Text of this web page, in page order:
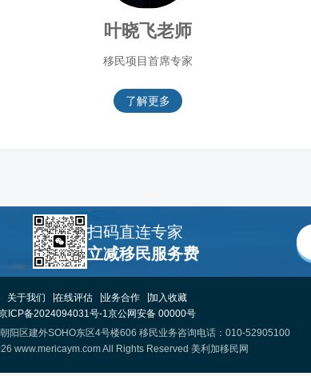
叶晓飞老师
移民项目首席专家
了解更多
扫码直连专家
立减移民服务费
关于我们 在线评估 业务合作
加入收藏
ICP备2024094031号-1京公网安备 00000号
阳区建外SOHO东区4号楼606 移民业务咨询电话：010-52905100
www.mericaym.com All Rights Reserved 美利加移民网